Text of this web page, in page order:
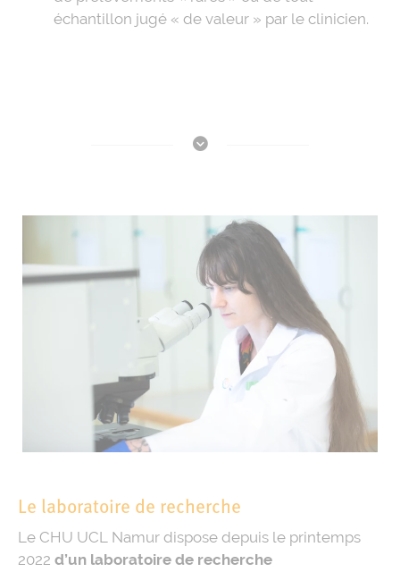
échantillon jugé « de valeur » par le clinicien.
Le laboratoire de recherche
Le CHU UCL Namur dispose depuis le printemps
2022 d’un laboratoire de recherche